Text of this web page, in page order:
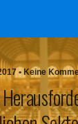
• Keine